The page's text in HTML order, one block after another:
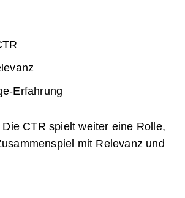
Erfahrung
CTR spielt weiter eine Rolle,
mit Relevanz und